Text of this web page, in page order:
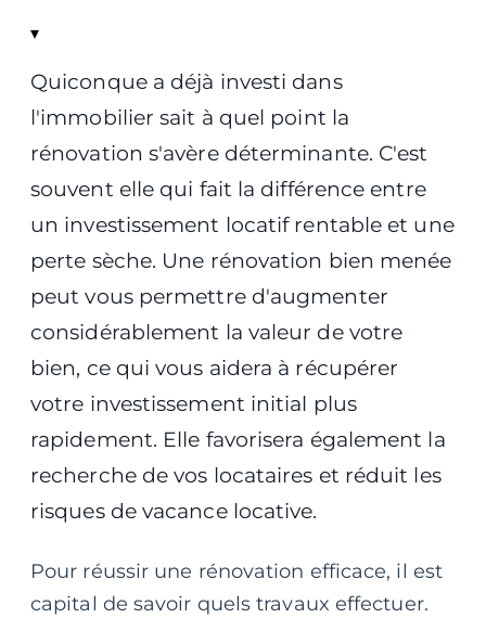
▾
Quiconque a déjà investi dans
l'immobilier sait à quel point la
rénovation s'avère déterminante. C'est
souvent elle qui fait la différence entre
un investissement locatif rentable et une
perte sèche. Une rénovation bien menée
peut vous permettre d'augmenter
considérablement la valeur de votre
bien, ce qui vous aidera à récupérer
votre investissement initial plus
rapidement. Elle favorisera également la
recherche de vos locataires et réduit les
risques de vacance locative.
Pour réussir une rénovation efficace, il est
capital de savoir quels travaux effectuer.